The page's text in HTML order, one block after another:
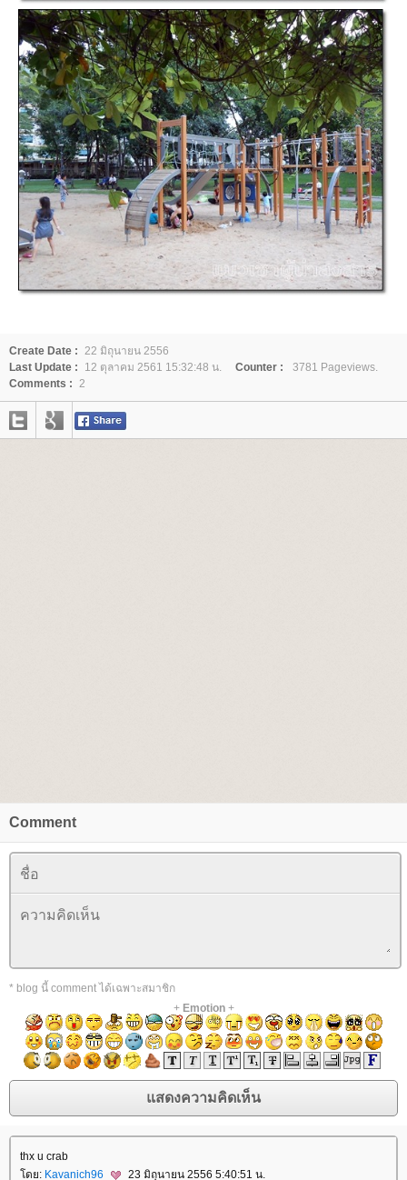
Create Date : 22 มิถุนายน 2556
Last Update :
12 ตุลาคม 2561 15:32:48 น. Counter :
3781 Pageviews.
Comments : 2
Comment
* blog นี้ comment ได้เฉพาะสมาชิก
+ Emotion+
thx u crab
ดย: Kavanich96 23 มิถุนายน 2556 5:40:51 น.